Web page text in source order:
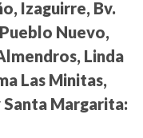
Izaguirre, Bv.
Nuevo,
Linda
Las Minitas,
Margarita: